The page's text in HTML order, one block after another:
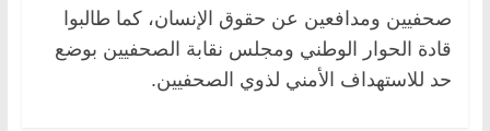
صحفيين ومدافعين عن حقوق الإنسان، كما طالبوا
قادة الحوار الوطني ومجلس نقابة الصحفيين بوضع
حد للاستهداف الأمني لذوي الصحفيين.